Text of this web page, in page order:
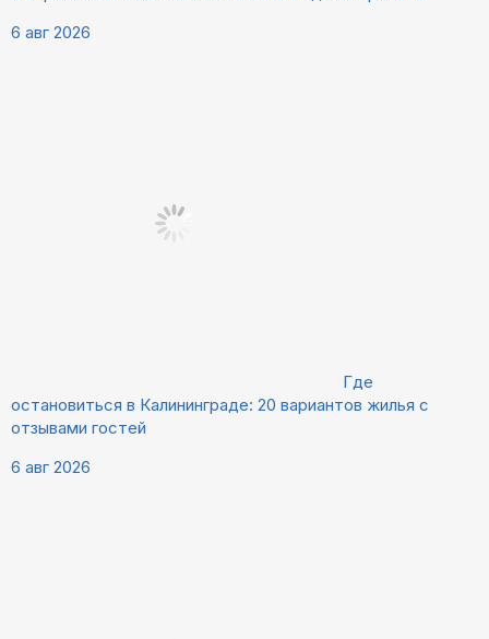
6 авг 2026
Где
остановиться в Калининграде: 20 вариантов жилья с
отзывами гостей
6 авг 2026